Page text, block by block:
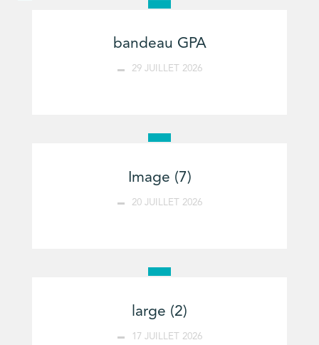
bandeau GPA
29 JUILLET 2026
Image (7)
20 JUILLET 2026
large (2)
17 JUILLET 2026